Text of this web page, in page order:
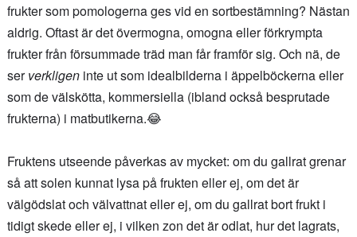
frukter som pomologerna ges vid en sortbestämning? Nästan
aldrig. Oftast är det övermogna, omogna eller förkrympta
frukter från försummade träd man får framför sig. Och nä, de
serverkligeninte ut som idealbilderna i äppelböckerna eller
som de välskötta, kommersiella (ibland också besprutade
frukterna) i matbutikerna.😂
Fruktens utseende påverkas av mycket: om du gallrat grenar
så att solen kunnat lysa på frukten eller ej, om det är
välgödslat och välvattnat eller ej, om du gallrat bort frukt i
tidigt skede eller ej, i vilken zon det är odlat, hur det lagrats,